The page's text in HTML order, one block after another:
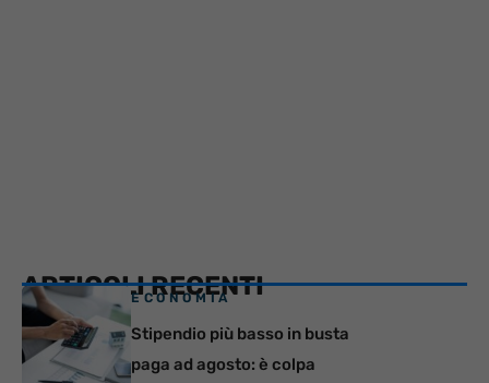
ARTICOLI RECENTI
ECONOMIA
Stipendio più basso in busta
paga ad agosto: è colpa